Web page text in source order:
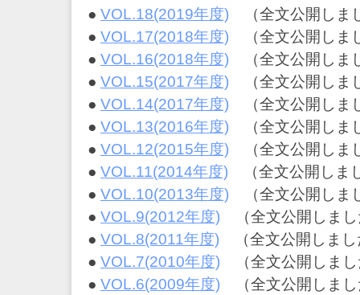
● VOL.18(2019年度) （全文公開しま
● VOL.17(2018年度) （全文公開しま
● VOL.16(2018年度) （全文公開しま
● VOL.15(2017年度) （全文公開しま
● VOL.14(2017年度) （全文公開しま
● VOL.13(2016年度) （全文公開しま
● VOL.12(2015年度) （全文公開しま
● VOL.11(2014年度) （全文公開しま
● VOL.10(2013年度) （全文公開しま
● VOL.9(2012年度) （全文公開しまし
● VOL.8(2011年度) （全文公開しまし
● VOL.7(2010年度) （全文公開しまし
● VOL.6(2009年度) （全文公開しまし